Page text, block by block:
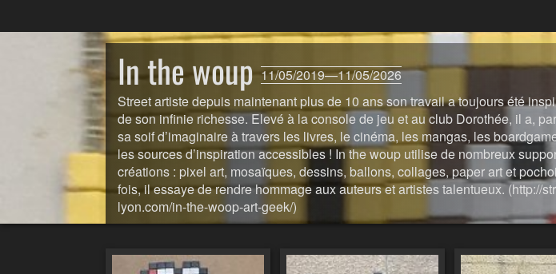
In the woup11/05/2019—11/05/2026
Street artiste depuis maintenant plus de 10 ans son travail a toujours été
de son infinie richesse. Elevé à la console de jeu et au club Dorothée, il a,
sa soif d’imaginaire à travers les livres, le cinéma, les mangas, les
les sources d’inspiration accessibles ! In the woup utilise de nombreux
créations : pixel art, mosaïques, dessins, ballons, collages, paper art et
fois, il essaye de rendre hommage aux auteurs et artistes talentueux. (http://
lyon.com/in-the-woop-art-geek/)